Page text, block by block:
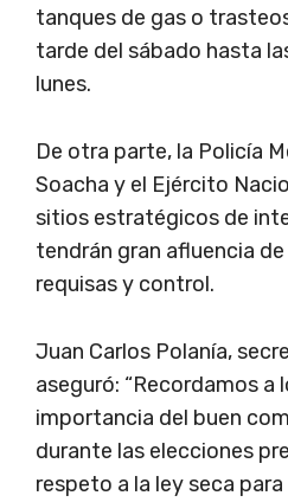
tanques de gas o
tarde del sábado hasta
lunes.
De otra parte, la Policía
Soacha y el Ejército
sitios estratégicos de
tendrán gran afluencia
requisas y control.
Juan Carlos Polanía,
aseguró: “Recordamos a
importancia del buen
durante las elecciones
respeto a la ley seca